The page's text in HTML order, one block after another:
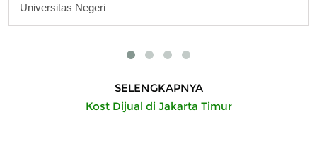
Universitas Negeri
SELENGKAPNYA
Kost Dijual di Jakarta Timur